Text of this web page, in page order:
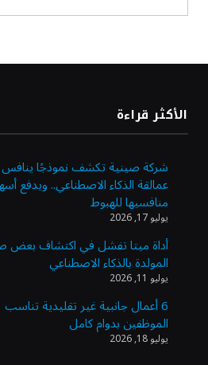
أسعار الذهب تواصل مكاسبها
وتسجل أعلى مستوياتها في
أسعار النفط ترتفع وسط ترقب
بشأن مضيق هرمز
«طيران الرياض» يدشن أولى
ويضيف الوجهة التشغيلية الثامنة
وزير الاستثمار: الموافقة على
الأكثر قراءة
شركة صينية تكشف نموذجًا ينافس
عمالقة الذكاء الاصطناعي.. ويدفع
منافسيها للهبوط
يوليو 17, 2026
أداة ميتا تفشل في اكتشاف بعض
المولدة بالذكاء الاصطناعي
يوليو 11, 2026
6 أعمال جانبية غير تقليدية تناسب
الموظفين بدوام كامل
يوليو 18, 2026